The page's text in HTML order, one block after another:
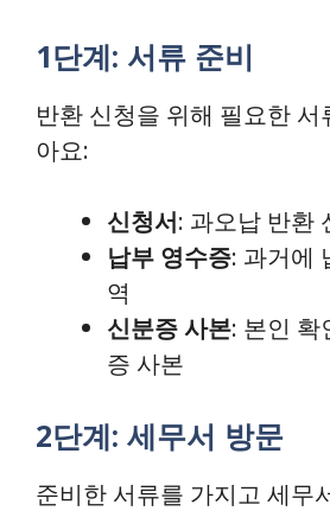
1단계: 서류 준비
반환 신청을 위해 필요한
아요:
신청서: 과오납 반환
납부 영수증: 과거에
역
신분증 사본: 본인 확
증 사본
2단계: 세무서 방문
준비한 서류를 가지고 세무